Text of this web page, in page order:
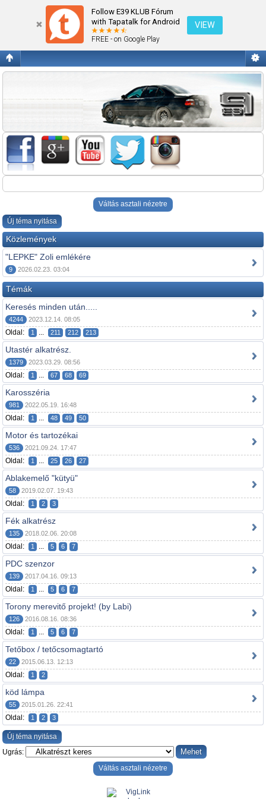
Follow E39 KLUB Fórum
with Tapatalk for Android
FREE - on Google Play
VIEW
Alkatrészt keres
Váltás asztali nézetre
Új téma nyitása
Közlemények
"LEPKE" Zoli emlékére
9 2026.02.23. 03:04
Témák
Keresés minden után.....
4244 2023.12.14. 08:05
Oldal: 1 ... 211 212 213
Utastér alkatrész.
1379 2023.03.29. 08:56
Oldal: 1 ... 67 68 69
Karosszéria
981 2022.05.19. 16:48
Oldal: 1 ... 48 49 50
Motor és tartozékai
536 2021.09.24. 17:47
Oldal: 1 ... 25 26 27
Ablakemelő "kütyü"
58 2019.02.07. 19:43
Oldal: 1 2 3
Fék alkatrész
135 2018.02.06. 20:08
Oldal: 1 ... 5 6 7
PDC szenzor
139 2017.04.16. 09:13
Oldal: 1 ... 5 6 7
Torony merevitő projekt! (by Labi)
126 2016.08.16. 08:36
Oldal: 1 ... 5 6 7
Tetőbox / tetőcsomagtartó
22 2015.06.13. 12:13
Oldal: 1 2
köd lámpa
55 2015.01.26. 22:41
Oldal: 1 2 3
Új téma nyitása
Ugrás:
Váltás asztali nézetre